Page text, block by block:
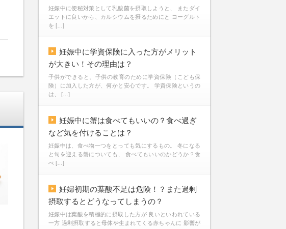
妊娠中に便秘対策として乳酸菌を摂取しようと、 またダイ
エットに良いから、カルシウムを摂るためにと ヨーグルト
を […]
妊娠中に学資保険に入った方がメリット
が大きい！その理由は？
子供ができると、子供の教育のために学資保険（こども保
険）に加入した方が、何かと安心です。 学資保険というの
は、 […]
妊娠中に蟹は食べてもいいの？食べ過ぎ
など気を付けることは？
妊娠中は、食べ物一つをとっても気にするもの。 冬になる
と旬を迎える蟹についても、 食べてもいいのかどうか？食
べ […]
妊婦初期の葉酸不足は危険！？また過剰
摂取するとどうなってしまうの？
妊娠中は葉酸を積極的に摂取した方が 良いといわれている
一方 過剰摂取すると母体や生まれてくる赤ちゃんに 影響が